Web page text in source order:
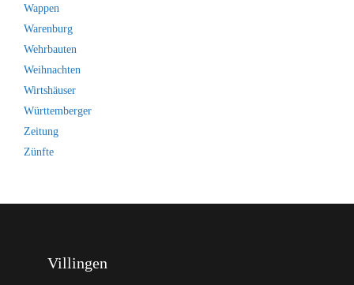
Wappen
Warenburg
Wehrbauten
Weihnachten
Wirtshäuser
Württemberger
Zeitung
Zünfte
Villingen